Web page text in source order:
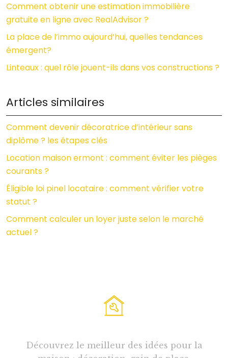
Comment obtenir une estimation immobilière
gratuite en ligne avec RealAdvisor ?
La place de l’immo aujourd’hui, quelles tendances
émergent?
Linteaux : quel rôle jouent-ils dans vos constructions ?
Articles similaires
Comment devenir décoratrice d’intérieur sans
diplôme ? les étapes clés
Location maison ermont : comment éviter les pièges
courants ?
Éligible loi pinel locataire : comment vérifier votre
statut ?
Comment calculer un loyer juste selon le marché
actuel ?
Découvrez le meilleur des idées pour la